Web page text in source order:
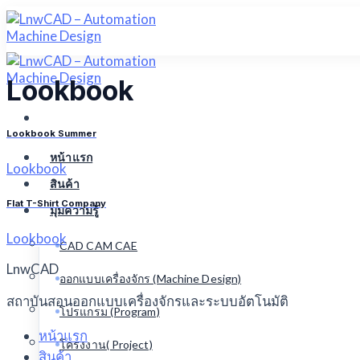
Skip
to
content
หน้าแรก
สินค้า
มุมความรู้
CAD CAM CAE
ออกแบบเครื่องจักร (Machine Design)
โปรแกรม (Program)
โครงงาน( Project)
Lookbook
Lookbook Summer
Lookbook
Flat T-Shirt Company
Lookbook
LnwCAD
สถาบันสอนออกแบบเครื่องจักรและระบบอัตโนมัติ
หน้าแรก
สินค้า